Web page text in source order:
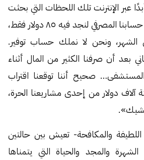
عبر الإنترنت تلك اللحظات التي بحثت
فيه أنا وزوجي داني في حسابنا المصرفي لنجد فيه ٨٥ دولار فقط،
الشهر، ونحن لا نملك حساب توفير.
بعد أن صرفنا الكثير من المال أثناء
صحيح أننا توقعنا اقتراب
دولار من إحدى مشاريعنا الحرة،
اللطيفة والمكافحة- تعيش بين حالتين
والمجد والحياة التي يتمناها